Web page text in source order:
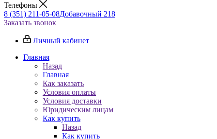
Телефоны
8 (351) 211-05-08Добавочный 218
Заказать звонок
Личный кабинет
Главная
Назад
Главная
Как заказать
Условия оплаты
Условия доставки
Юридическим лицам
Как купить
Назад
Как купить